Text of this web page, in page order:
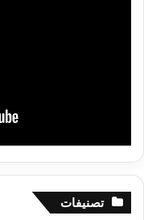
تصنيفات